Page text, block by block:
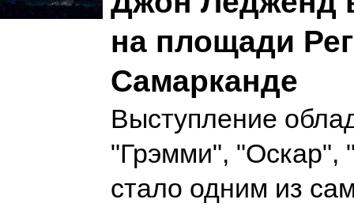
на площади
Самарканде
Выступление
"Грэмми", "Оскар",
стало одним из